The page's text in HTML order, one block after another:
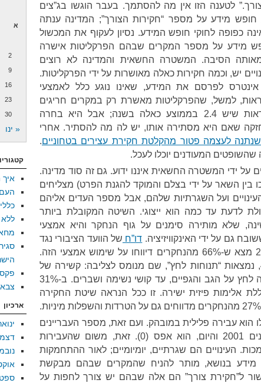
לטענה הזו אין מה להסתמך. בעבר הוגשו בג”צים
מידע על מספר “חקירות הצורך”; המדינה ענתה
כפופה לחוקי חופש המידע. נסיון לעקוף את המכשול
מידע על מספר המקרים שבהם הפרקליטות אישרה
הסיבה. המשטרה החשאית והמדינה לא רוצים
יש, וכמה חקירות כאלה מאושרות על ידי הפרקליטות.
אינטרס לפרסם את המידע, שאינו נוגע כלל לאמצעי
למשל, שהפרקליטות מאשרת רק במקרים חריגים
עינויים; היא יכלה להראות שיש 2.4 בממוצע כאלה בשנה; אבל היא בחרה
שאם היא מסתירה אותו, יש לה מה להסתיר. אחרי
שנתנה לעצמה פטור מהקלטת חקירת עצירים בטחוניים.
המעודנים יוכלו לעכל.
על ידי המשטרה החשאית איננו ידוע. גם זה סוד מדינה.
בין השאר על ידי בצלם והמוקד להגנת הפרט) מצליחים
ועל השגרתיות שלהם, אבל מספר העדים אליהם
לדעת עד כמה הוא ייצוגי. השיטה המקובלת ביותר
שלא מותירה סימנים על גוף הנחקר והיא אמצעי
גם על ידי האינקוויזיציה. דו”ח של הוועד הציבורי נגד
עינויים בישראל מ-2019 מצא ש-66% מהנחקרים דיווחו על שימוש אמצעי הזה.
במקום השני, עם 40%, נמצאות “תנוחות לחץ”, שם מנומס לצליבה: קשירה של
אדם בתנוחה שמפעילה לחץ על הגב והגפיים, עד קושי נשימה ושברים. ב-31%
אלימות פיזית ישירה. זו ככל הנראה שיטת החקירה
עבירה פלילית במובהק. ועם זאת, מספר העבריינים
שהועמד לדין, בין השנים 2001 והיום, הוא אפס (0). זאת, משום שהעבירות
העינויים הם שגרתיים, יומיומיים; לאור ההתחמקות
מידע בנושא, מותר להניח שהמקרים שבהם מבקשת
ל”חקירת צורך” הם אלה שבהם יש צורך לחפות על
א
2
9
16
23
30
« ינו
איך
כללי
ללא
ארכיון
ינואר
דצמבר